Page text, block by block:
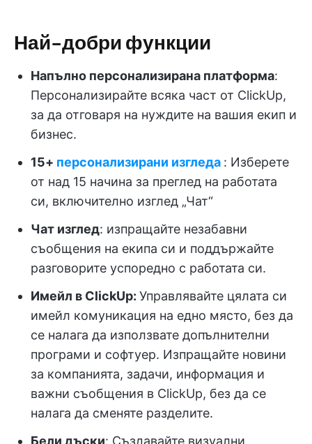
Най-добри функции
Напълно персонализирана платформа:
Персонализирайте всяка част от ClickUp,
за да отговаря на нуждите на вашия екип и
бизнес.
15+ персонализирани изгледа : Изберете
от над 15 начина за преглед на работата
си, включително изглед „Чат“
Чат изглед: изпращайте незабавни
съобщения на екипа си и поддържайте
разговорите успоредно с работата си.
Имейл в ClickUp: Управлявайте цялата си
имейл комуникация на едно място, без да
се налага да използвате допълнителни
програми и софтуер. Изпращайте новини
за компанията, задачи, информация и
важни съобщения в ClickUp, без да се
налага да сменяте разделите.
Бели дъски: Създавайте визуални